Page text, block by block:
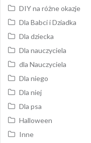
DIY na różne okazje
Dla Babci i Dziadka
Dla dziecka
Dla nauczyciela
dla Nauczyciela
Dla niego
Dla niej
Dla psa
Halloween
Inne